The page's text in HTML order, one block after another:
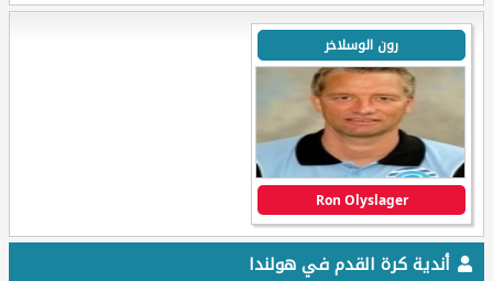
رون الوسلاخر
Ron Olyslager
أندية كرة القدم في هولندا